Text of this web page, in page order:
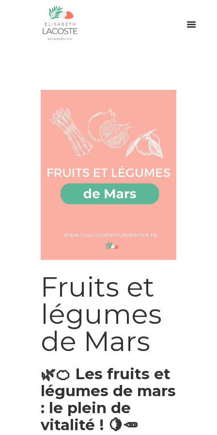
Fruits et
légumes
de Mars
🌿🍊 Les fruits et
légumes de mars
: le plein de
vitalité ! 🍋🥕